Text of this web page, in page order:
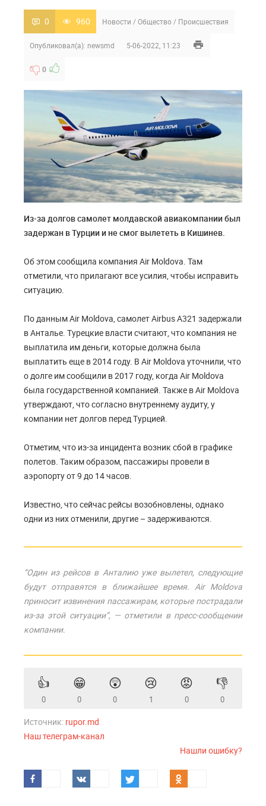
0 960 Новости /Общество / Происшествия
Опубликовал(а): newsmd 5-06-2022, 11:23
0
Из-за долгов самолет молдавской авиакомпании был
задержан в Турции и не смог вылететь в Кишинев.
Об этом сообщила компания Air Moldova. Там
отметили, что прилагают все усилия, чтобы исправить
ситуацию.
По данным Air Moldova, самолет Airbus A321 задержали
в Анталье. Турецкие власти считают, что компания не
выплатила им деньги, которые должна была
выплатить еще в 2014 году. В Air Moldova уточнили, что
о долге им сообщили в 2017 году, когда Air Moldova
была государственной компанией. Также в Air Moldova
утверждают, что согласно внутреннему аудиту, у
компании нет долгов перед Турцией.
Отметим, что из-за инцидента возник сбой в графике
полетов. Таким образом, пассажиры провели в
аэропорту от 9 до 14 часов.
Известно, что сейчас рейсы возобновлены, однако
одни из них отменили, другие – задерживаются.
“Один из рейсов в Анталию уже вылетел, следующие
будут отправятся в ближайшее время. Air Moldova
приносит извинения пассажирам, которые пострадали
из-за этой ситуации”, — отметили в пресс-сообщении
компании.
👍
0
😁
0
😲
0
😢
1
😡
0
👎
0
Источник: rupor.md
Наш телеграм-канал
Нашли ошибку?